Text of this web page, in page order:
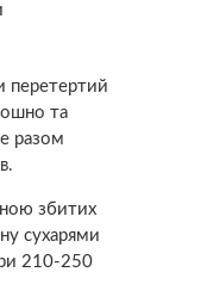
перетертий
та
разом
збитих
сухарями
210-250